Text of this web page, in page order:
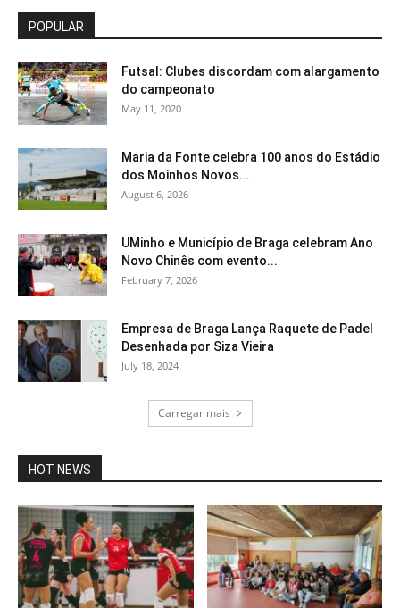
POPULAR
Futsal: Clubes discordam com alargamento
do campeonato
May 11, 2020
Maria da Fonte celebra 100 anos do Estádio
dos Moinhos Novos...
August 6, 2026
UMinho e Município de Braga celebram Ano
Novo Chinês com evento...
February 7, 2026
Empresa de Braga Lança Raquete de Padel
Desenhada por Siza Vieira
July 18, 2024
Carregar mais
HOT NEWS